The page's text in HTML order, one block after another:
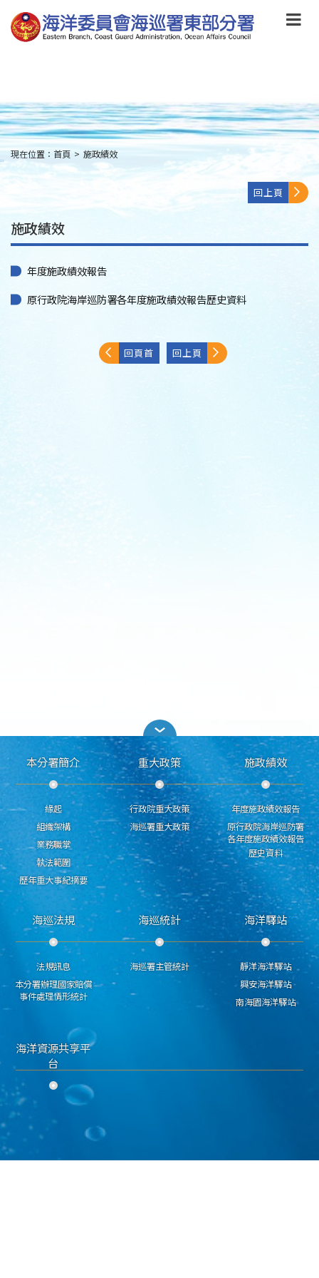
到
主
要
main
content
:::
現在位置： 首頁 > 施政績效
回上頁
施政績效
年度施政績效報告
原行政院海岸巡防署各年度施政績效報告歷史資料
回頁首 回上頁
本分署簡介
緣起
組織架構
業務職掌
執法範圍
歷年重大事紀摘要
重大政策
行政院重大政策
海巡署重大政策
施政績效
年度施政績效報告
原行政院海岸巡防署
各年度施政績效報告
歷史資料
海巡法規
法規訊息
本分署辦理國家賠償
事件處理情形統計
海巡統計
海巡署主管統計
海洋驛站
靜洋海洋驛站
興安海洋驛站
南海園海洋驛站
海洋資源共享平
台